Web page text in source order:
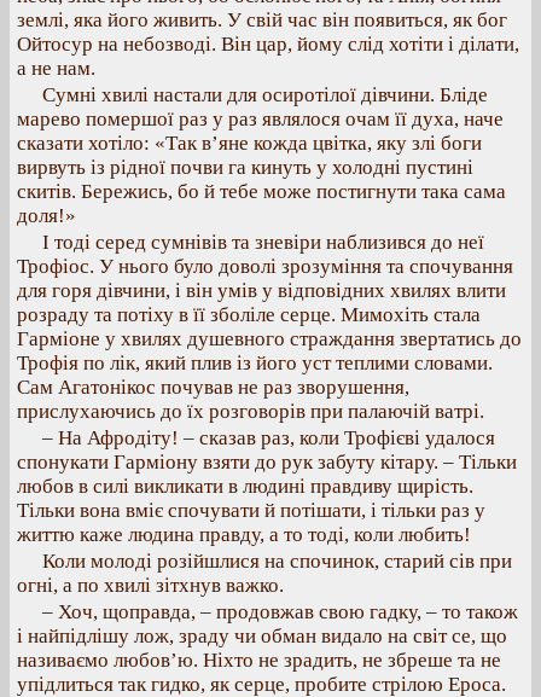
землі, яка його живить. У свій час він появиться, як бог
Ойтосур на небозводі. Він цар, йому слід хотіти і ділати,
а не нам.
Сумні хвилі настали для осиротілої дівчини. Бліде
марево помершої раз у раз являлося очам її духа, наче
сказати хотіло: «Так в’яне кожда цвітка, яку злі боги
вирвуть із рідної почви га кинуть у холодні пустині
скитів. Бережись, бо й тебе може постигнути така сама
доля!»
І тоді серед сумнівів та зневіри наблизився до неї
Трофіос. У нього було доволі зрозуміння та спочування
для горя дівчини, і він умів у відповідних хвилях влити
розраду та потіху в її зболіле серце. Мимохіть стала
Гарміоне у хвилях душевного страждання звертатись до
Трофія по лік, який плив із його уст теплими словами.
Сам Агатонікос почував не раз зворушення,
прислухаючись до їх розговорів при палаючій ватрі.
– На Афродіту! – сказав раз, коли Трофієві удалося
спонукати Гарміону взяти до рук забуту кітару. – Тільки
любов в силі викликати в людині правдиву щирість.
Тільки вона вміє спочувати й потішати, і тільки раз у
життю каже людина правду, а то тоді, коли любить!
Коли молоді розійшлися на спочинок, старий сів при
огні, а по хвилі зітхнув важко.
– Хоч, щоправда, – продовжав свою гадку, – то також
і найпідлішу лож, зраду чи обман видало на світ се, що
називаємо любов’ю. Ніхто не зрадить, не збреше та не
упідлиться так гидко, як серце, пробите стрілою Ероса.